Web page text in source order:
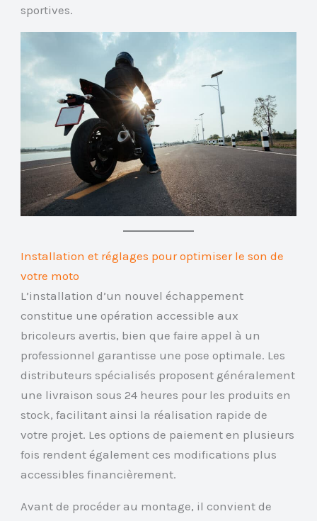
sportives.
Installation et réglages pour optimiser le son de
votre moto
L’installation d’un nouvel échappement
constitue une opération accessible aux
bricoleurs avertis, bien que faire appel à un
professionnel garantisse une pose optimale. Les
distributeurs spécialisés proposent généralement
une livraison sous 24 heures pour les produits en
stock, facilitant ainsi la réalisation rapide de
votre projet. Les options de paiement en plusieurs
fois rendent également ces modifications plus
accessibles financièrement.
Avant de procéder au montage, il convient de